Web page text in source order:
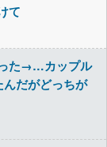
て
た→…カップル
だがどっちが